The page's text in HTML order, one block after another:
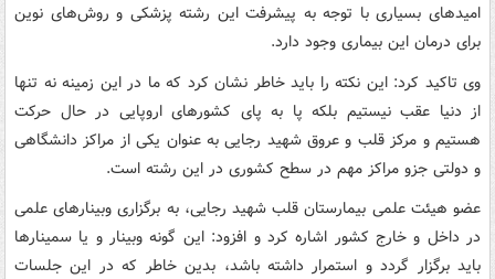
امیدهای بسیاری با توجه به پیشرفت این رشته پزشکی و روش‌های نوین
برای درمان این بیماری وجود دارد.
وی تاکید کرد: این نکته را باید خاطر نشان کرد که ما در این زمینه نه تنها
از دنیا عقب نیستیم بلکه پا به پای کشورهای اروپایی در حال حرکت
هستیم و مرکز قلب و عروق شهید رجایی به عنوان یکی از مراکز دانشگاهی
و دولتی جزو مراکز مهم در سطح کشوری در این رشته است.
عضو هیئت علمی بیمارستان قلب شهید رجایی، به برگزاری وبینارهای علمی
در داخل و خارج کشور اشاره کرد و افزود: این گونه وبینار و یا سمینارها
باید برگزار گردد و استمرار داشته باشد، بدین خاطر که در این جلسات